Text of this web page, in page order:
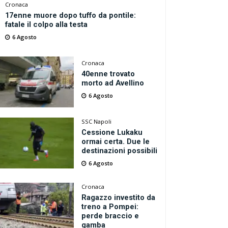
Cronaca
17enne muore dopo tuffo da pontile:
fatale il colpo alla testa
6 Agosto
Cronaca
40enne trovato
morto ad Avellino
6 Agosto
SSC Napoli
Cessione Lukaku
ormai certa. Due le
destinazioni possibili
6 Agosto
Cronaca
Ragazzo investito da
treno a Pompei:
perde braccio e
gamba